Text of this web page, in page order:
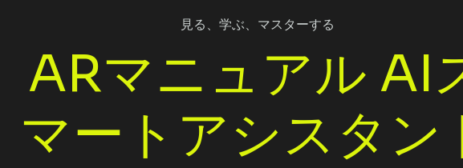
見る、学ぶ、マスターする
ARマニュアル AI
マートアシスタン